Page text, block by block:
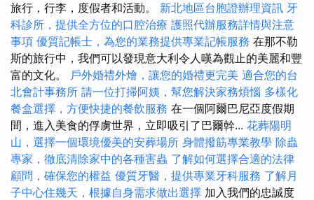
旅行，行李，度假者和活動。 新北地區台胞證辦理資訊 牙
科診所，提供全方位的口腔治療 護照代辦服務詳情與注意
事項 優質記帳士，為您的業務提供專業記帳服務 在那不勒
斯的旅行中，我們可以發現意大利令人嘆為觀止的美麗和豐
富的文化。 戶外婚禮外燴，讓您的婚禮更完美 適合您的台
北會計事務所 請一位打掃阿姨，幫您解決家務煩惱 多樣化
餐盒選擇，方便快捷的餐飲服務 在一個阿爾巴尼亞度假期
間，進入美食的俘虜世界，立即吸引了巴爾幹... 花葬陽明
山，選擇一個環境優美的安葬場所 身體撥筋專業教學 除蟲
專家，徹底清除家中的各種害蟲 了解如何選擇合適的法律
顧問，確保您的權益 優質牙醫，提供專業牙科服務 了解月
子中心住幾天，根據自身需求做出選擇 加入我們的忠誠度